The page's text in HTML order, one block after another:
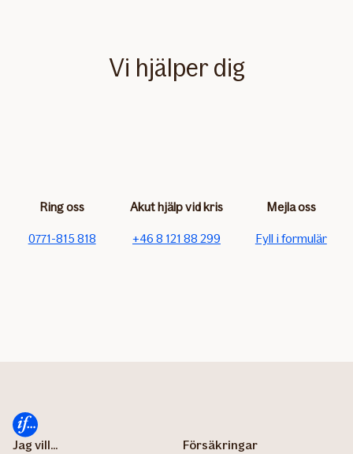
Vi hjälper dig
Ring oss
0771-815 818
Akut hjälp vid kris
+46 8 121 88 299
Mejla oss
Fyll i formulär
Jag vill...
Försäkringar